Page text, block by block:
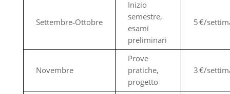
Settembre‑Ottobre
Inizio
semestre,
esami
preliminari
5 €/
Novembre
Prove
pratiche,
progetto
3 €/